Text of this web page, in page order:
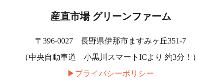
産直市場 グリーンファーム
〒396-0027 長野県伊那市ますみヶ丘351-7
（中央自動車道 小黒川スマートICより 約3分！）
▶︎プライバシーポリシー